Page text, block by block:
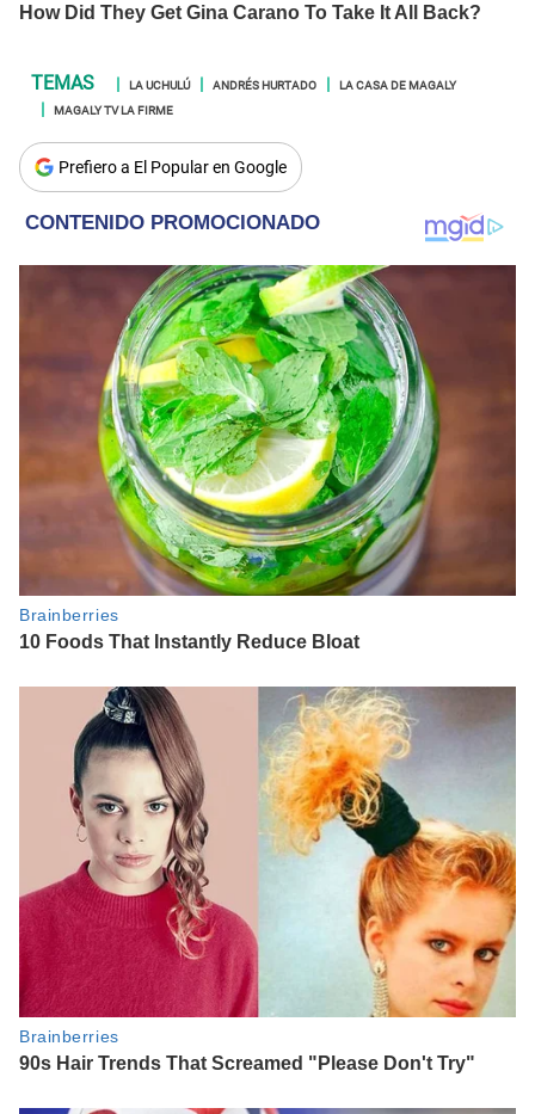
LA UCHULÚ ANDRÉS HURTADO
LA CASA DE MAGALY
MAGALY TV LA FIRME
Prefiero a El Popular en Google